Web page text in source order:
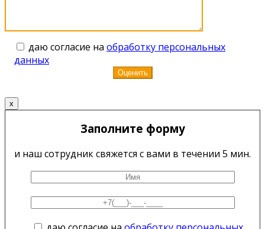
даю согласие на обработку персональных
данных
x
Заполните форму
и наш сотрудник свяжется с вами в течении 5 мин.